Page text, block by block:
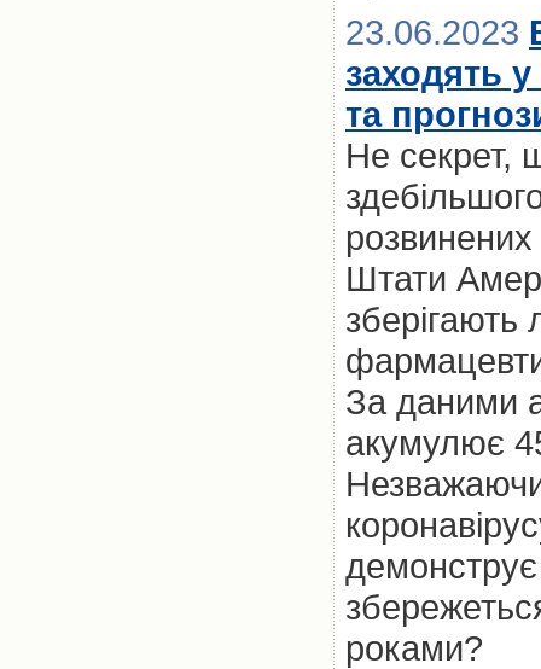
23.06.2023
заходять у
та
Не секрет,
Штати
зберігають
За даними
акумулює
Незважаючи
роками?